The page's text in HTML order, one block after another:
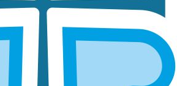
митрополит Уфимский и
Никон.
возглавляет
Архангельский